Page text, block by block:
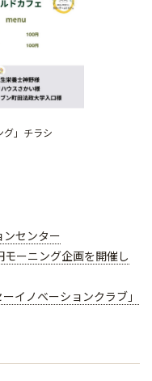
グ」チラシ
センター
ーニング企画を開催し
イノベーションクラブ」